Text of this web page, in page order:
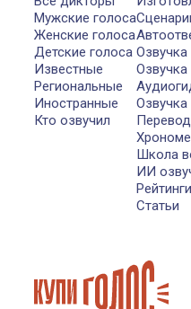
Мужские голоса
Женские голоса
Детские голоса
Известные
Региональные
Иностранные
Кто озвучил
Озвучка
Озвучка
Школа
ИИ
Рейтинги
Статьи